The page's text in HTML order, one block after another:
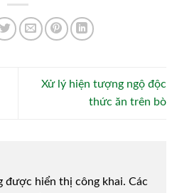
Xử lý hiện tượng ngộ độc
thức ăn trên bò
được hiển thị công khai. Các